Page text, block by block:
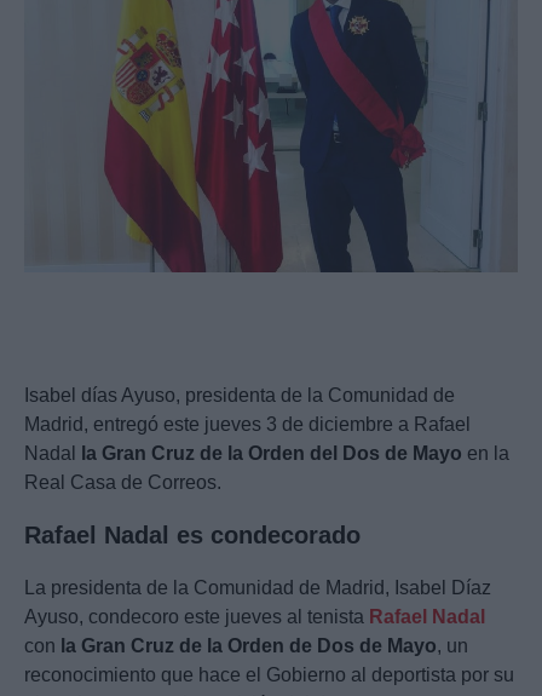
Isabel días Ayuso, presidenta de la Comunidad de
Madrid, entregó este jueves 3 de diciembre a Rafael
Nadal
la Gran Cruz de la Orden del Dos de Mayo en la
Real Casa de Correos.
Rafael Nadal es condecorado
La presidenta de la Comunidad de Madrid, Isabel Díaz
Ayuso, condecoro este jueves al tenista Rafael Nadal
con la Gran Cruz de la Orden de Dos de Mayo, un
reconocimiento que hace el Gobierno al deportista por su